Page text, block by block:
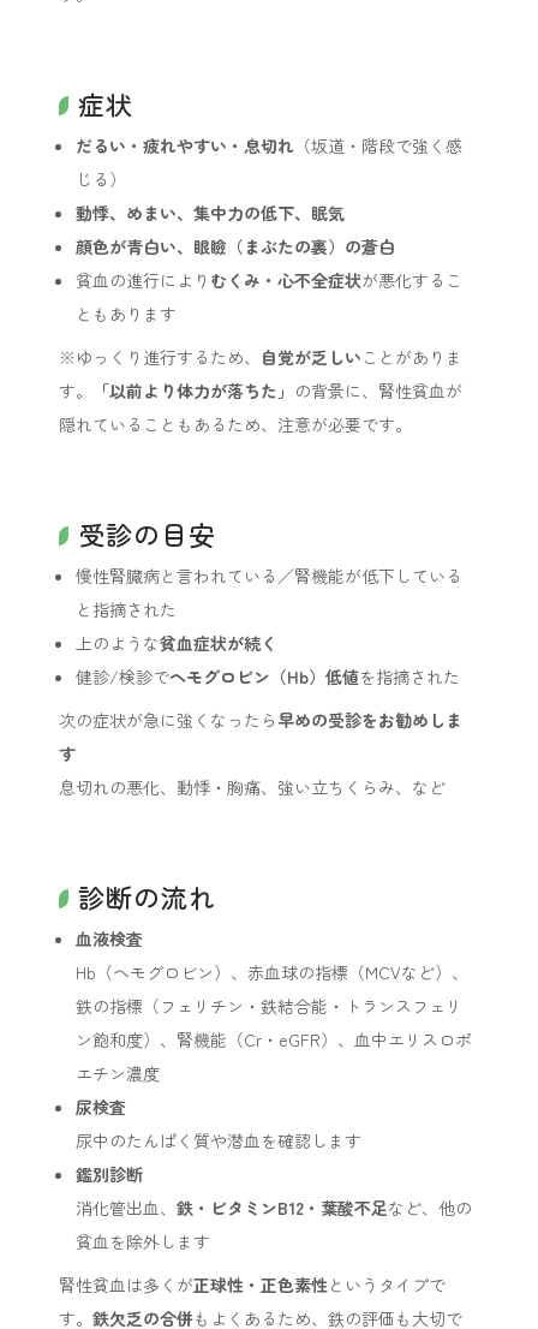
症状
だるい・疲れやすい・息切れ （坂道・階段で強く感
じる）
動悸、めまい、集中力の低下、眠気
顔色が青白い、眼瞼（まぶたの裏）の蒼白
貧血の進行により むくみ・心不全症状が悪化するこ
ともあります
※ゆっくり進行するため、 自覚が乏しい ことがありま
す。
「以前より体力が落ちた」 の背景に、腎性貧血が
隠れていることもあるため、注意が必要です。
受診の目安
慢性腎臓病と言われている／腎機能が低下している
と指摘された
上のような貧血症状が続く
健診/検診でヘモグロビン（Hb）低値を指摘された
次の症状が急に強くなったら 早めの受診をお勧めしま
す
息切れの悪化、動悸・胸痛、強い立ちくらみ、など
診断の流れ
血液検査
Hb（ヘモグロビン）、赤血球の指標（MCVなど）、
鉄の指標（フェリチン・鉄結合能・トランスフェリ
ン飽和度）、腎機能（Cr・eGFR）、血中エリスロポ
エチン濃度
尿検査
尿中のたんぱく質や潜血を確認します
鑑別診断
消化管出血、鉄・ビタミンB12・葉酸不足など、他の
貧血を除外します
腎性貧血は多くが正球性・正色素性というタイプで
す。鉄欠乏の合併もよくあるため、鉄の評価も大切で